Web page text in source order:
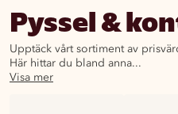
Pyssel &
Upptäck vårt sortiment av
Här hittar du bland anna...
Visa mer